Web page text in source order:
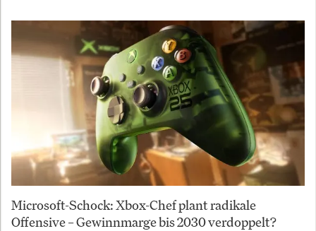
Microsoft-Schock: Xbox-Chef plant radikale
Offensive – Gewinnmarge bis 2030 verdoppelt?